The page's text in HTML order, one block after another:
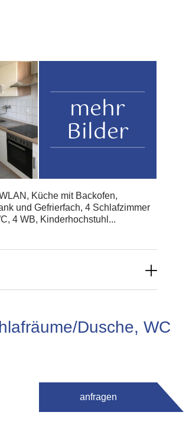
mehr
Bilder
Küche mit Backofen,
und Gefrierfach, 4 Schlafzimmer
4 WB, Kinderhochstuhl...
Dusche, WC
anfragen